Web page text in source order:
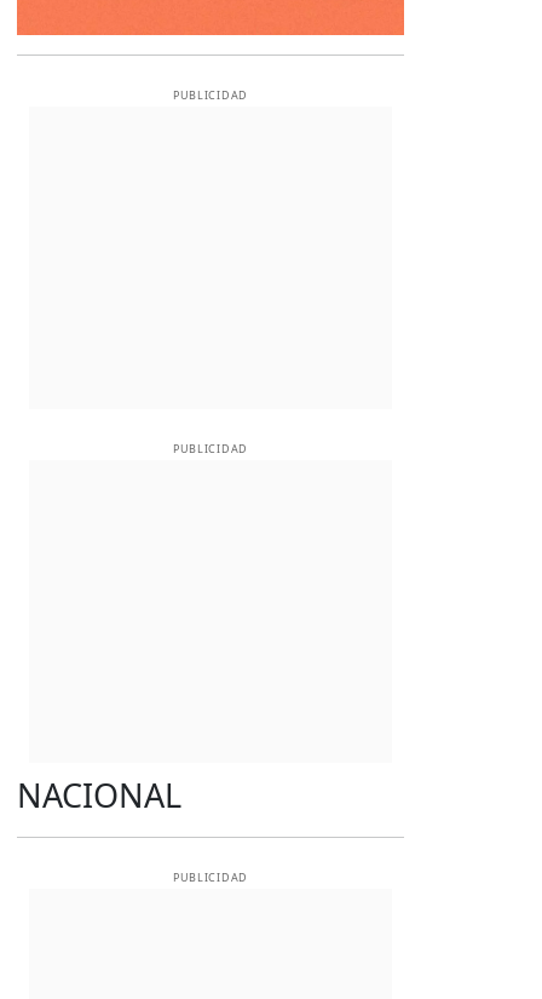
PUBLICIDAD
PUBLICIDAD
NACIONAL
PUBLICIDAD